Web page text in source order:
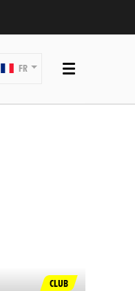
FR
CLUB